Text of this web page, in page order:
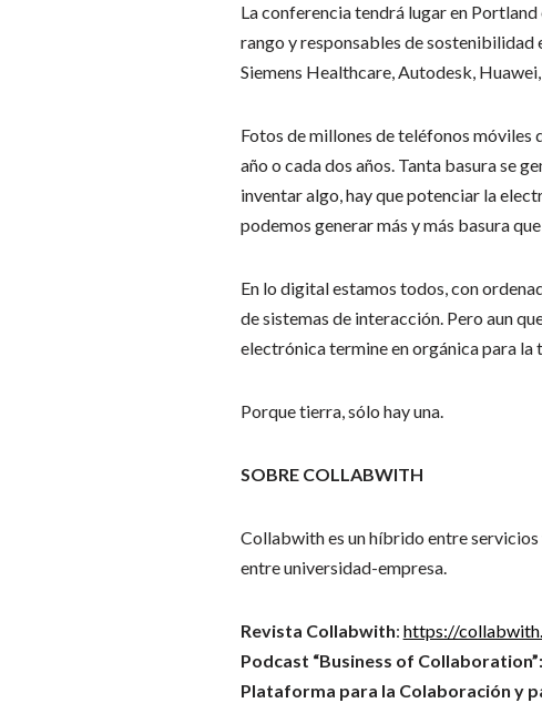
La conferencia tendrá lugar en
rango y responsables de
Siemens Healthcare, Autodesk,
Fotos de millones de teléfonos móviles
año o cada dos años. Tanta basura se
inventar algo, hay que potenciar la
podemos generar más y más basura
En lo digital estamos todos, con
de sistemas de interacción. Pero aun
electrónica termine en orgánica para la
Porque tierra, sólo hay una.
SOBRE COLLABWITH
Collabwith es un híbrido entre
entre universidad-empresa.
Revista Collabwith: https://
Podcast “Business of Collaboration”:
Plataforma para la Colaboración y